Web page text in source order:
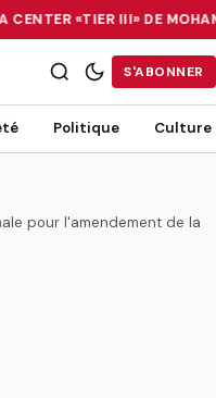
CENTER «TIER III» DE
III» DE MOHAMMADIA, UN
S'ABONNER
Politique Culture
pour l'amendement de la